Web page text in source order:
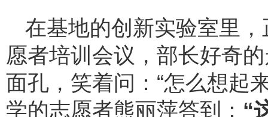
在基地的创新实验室里，
愿者培训会议，部长好奇
面孔，笑着问：“怎么想起
学的志愿者熊丽萍答到： “